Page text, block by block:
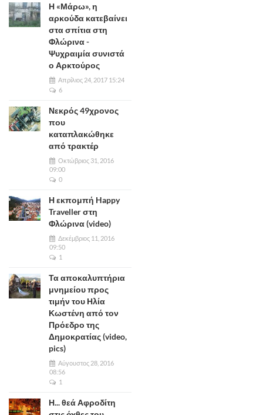
Η «Μάρω», η
αρκούδα κατεβαίνει
στα σπίτια στη
Φλώρινα -
Ψυχραιμία συνιστά
ο Αρκτούρος
Απρίλιος 24, 2017 15:24
6
Νεκρός 49χρονος
που
καταπλακώθηκε
από τρακτέρ
Οκτώβριος 31, 2016
09:00
0
Η εκπομπή Happy
Traveller στη
Φλώρινα (video)
Δεκέμβριος 11, 2016
09:50
1
Τα αποκαλυπτήρια
μνημείου προς
τιμήν του Ηλία
Κωστένη από τον
Πρόεδρο της
Δημοκρατίας (video,
pics)
Αύγουστος 28, 2016
08:56
1
Η... θεά Αφροδίτη